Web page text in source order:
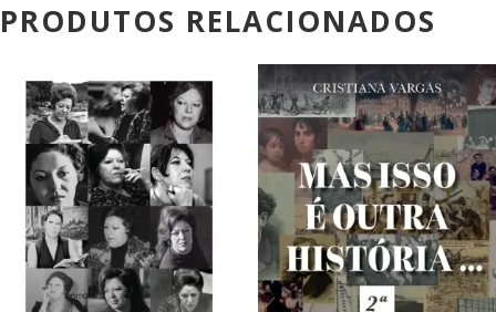
PRODUTOS RELACIONADOS
PROMOÇÃO! PROMOÇÃO!